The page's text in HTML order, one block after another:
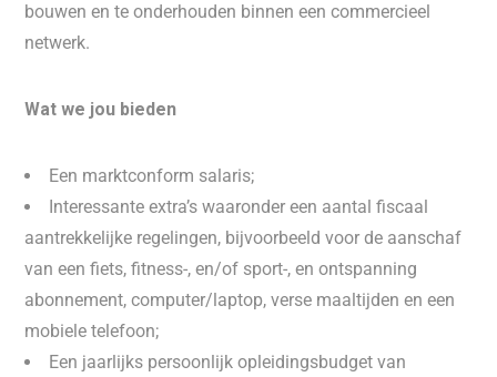
bouwen en te onderhouden binnen een commercieel
netwerk.
Wat we jou bieden
Een marktconform salaris;
Interessante extra’s waaronder een aantal fiscaal
aantrekkelijke regelingen, bijvoorbeeld voor de aanschaf
van een fiets, fitness-, en/of sport-, en ontspanning
abonnement, computer/laptop, verse maaltijden en een
mobiele telefoon;
Een jaarlijks persoonlijk opleidingsbudget van